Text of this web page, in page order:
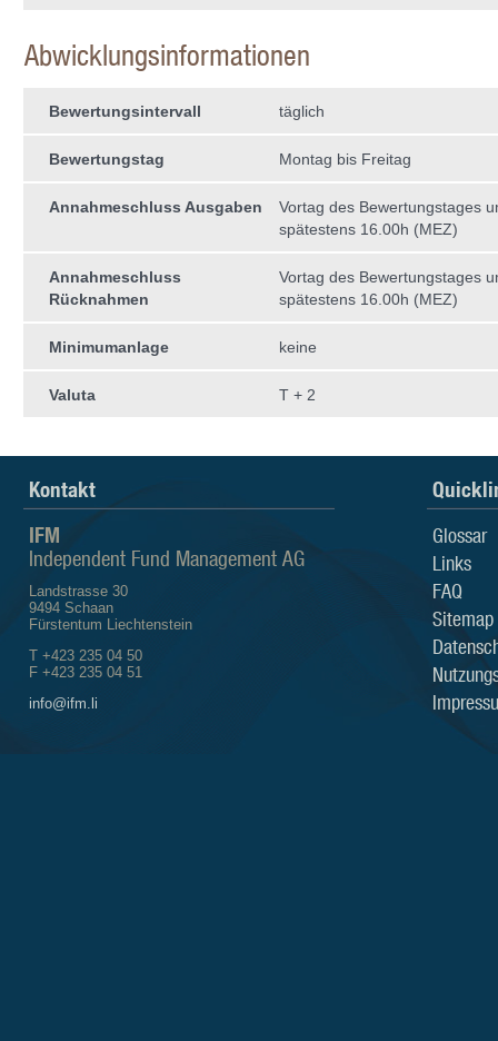
Abwicklungsinformationen
Bewertungsintervall täglich
Bewertungstag Montag bis Freitag
Annahmeschluss Ausgaben
Vortag des Bewertungstages
spätestens 16.00h (MEZ)
Annahmeschluss
Rücknahmen
Vortag des Bewertungstages
spätestens 16.00h (MEZ)
Minimumanlage keine
Valuta T + 2
Kontakt
IFM
Independent Fund Management AG
Landstrasse 30
9494 Schaan
Fürstentum Liechtenstein
T +423 235 04 50
F +423 235 04 51
info@ifm.li
Glossar
Links
FAQ
Sitemap